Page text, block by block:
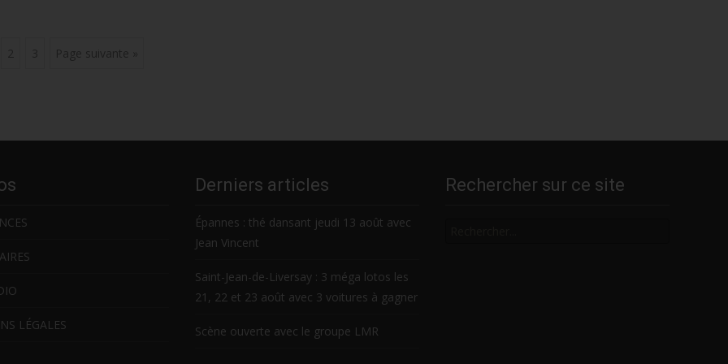
3 Page suivante »
LÉGALES
Derniers articles
Épannes : thé dansant jeudi 13 août avec
Jean Vincent
Saint-Jean-de-Liversay : 3 méga lotos les
21, 22 et 23 août avec 3 voitures à gagner
Scène ouverte avec le groupe LMR
Rechercher sur ce site